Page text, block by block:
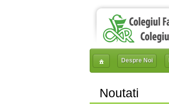
Despre Noi
Noutati